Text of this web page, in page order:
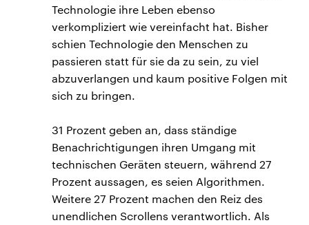
Technologie ihre Leben ebenso
verkompliziert wie vereinfacht hat. Bisher
schien Technologie den Menschen zu
passieren statt für sie da zu sein, zu viel
abzuverlangen und kaum positive Folgen mit
sich zu bringen.
31 Prozent geben an, dass ständige
Benachrichtigungen ihren Umgang mit
technischen Geräten steuern, während 27
Prozent aussagen, es seien Algorithmen.
Weitere 27 Prozent machen den Reiz des
unendlichen Scrollens verantwortlich. Als